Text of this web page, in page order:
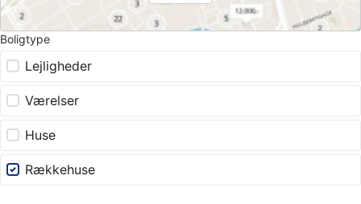
Boligtype
Lejligheder
Værelser
Huse
Rækkehuse